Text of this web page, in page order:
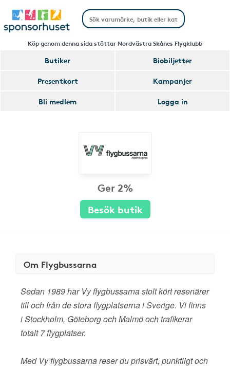
Köp genom denna sida stöttar Nordvästra Skånes Flygklubb
Butiker
Biobiljetter
Presentkort
Kampanjer
Bli medlem
Logga in
Ger 2%
Besök butik
Om Flygbussarna
Sedan 1989 har Vy flygbussarna stolt kört resenärer
till och från de stora flygplatserna i Sverige. Vi finns
i Stockholm, Göteborg och Malmö och trafikerar
totalt 7 flygplatser.
Med Vy flygbussarna reser du prisvärt, punktligt och